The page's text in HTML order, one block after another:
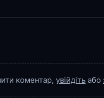
коментар, увійдіть або